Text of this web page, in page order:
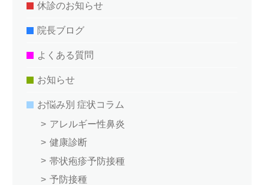
休診のお知らせ
院長ブログ
よくある質問
お知らせ
お悩み別 症状コラム
アレルギー性鼻炎
健康診断
帯状疱疹予防接種
予防接種